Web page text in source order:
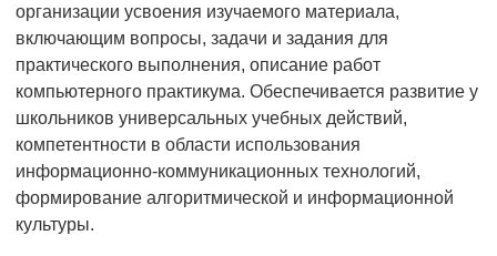
организации усвоения изучаемого материала,
включающим вопросы, задачи и задания для
практического выполнения, описание работ
компьютерного практикума. Обеспечивается развитие у
школьников универсальных учебных действий,
компетентности в области использования
информационно-коммуникационных технологий,
формирование алгоритмической и информационной
культуры.